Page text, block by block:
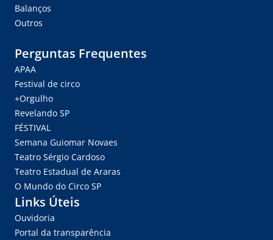
Balanços
Outros
Perguntas Frequentes
APAA
Festival de circo
+Orgulho
Revelando SP
FÉSTIVAL
Semana Guiomar Novaes
Teatro Sérgio Cardoso
Teatro Estadual de Araras
O Mundo do Circo SP
Links Úteis
Ouvidoria
Portal da transparência